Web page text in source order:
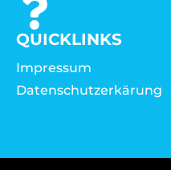
QUICKLINKS
Impressum
Datenschutzerkärung